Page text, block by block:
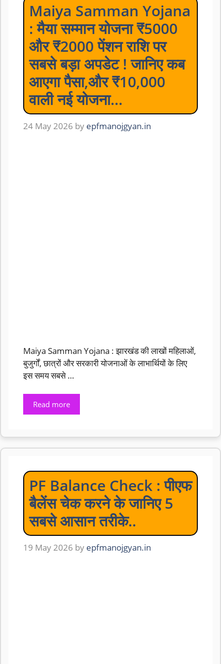
Maiya Samman Yojana
: मैया सम्मान योजना ₹5000
और ₹2000 पेंशन राशि पर
सबसे बड़ा अपडेट ! जानिए कब
आएगा पैसा,और ₹10,000
वाली नई योजना…
24 May 2026 by epfmanojgyan.in
Maiya Samman Yojana : झारखंड की लाखों महिलाओं,
बुजुर्गों, छात्रों और सरकारी योजनाओं के लाभार्थियों के लिए
इस समय सबसे …
Read more
PF Balance Check : पीएफ
बैलेंस चेक करने के जानिए 5
सबसे आसान तरीके..
19 May 2026 by epfmanojgyan.in